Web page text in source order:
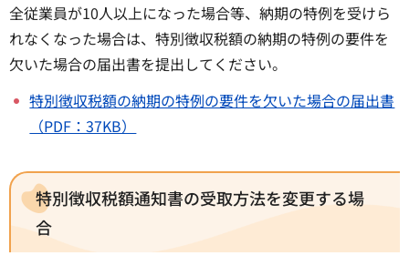
全従業員が10人以上になった場合等、納期の特例を受けら
れなくなった場合は、特別徴収税額の納期の特例の要件を
欠いた場合の届出書を提出してください。
特別徴収税額の納期の特例の要件を欠いた場合の届出書
（PDF：37KB）
特別徴収税額通知書の受取方法を変更する場
合